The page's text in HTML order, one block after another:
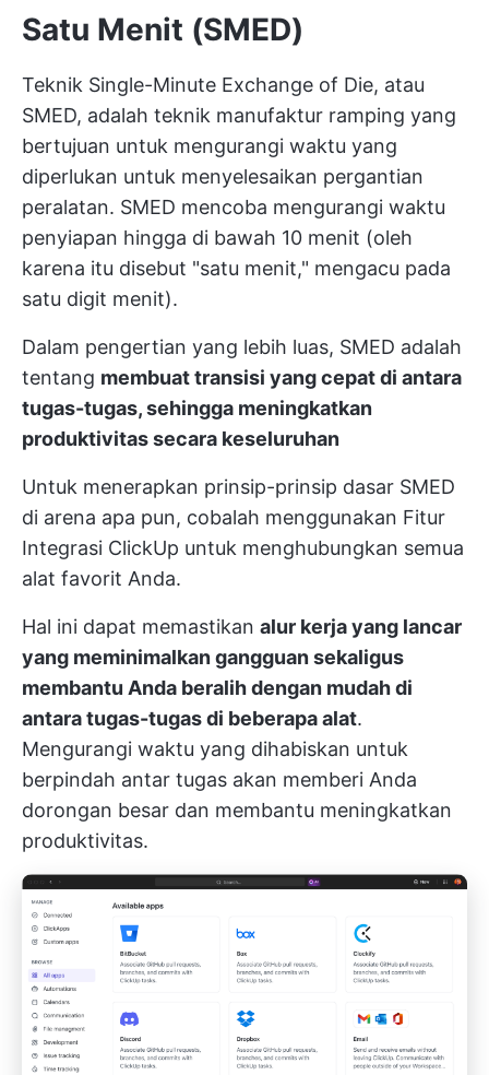
Satu Menit (SMED)
Teknik Single-Minute Exchange of Die, atau
SMED, adalah teknik manufaktur ramping yang
bertujuan untuk mengurangi waktu yang
diperlukan untuk menyelesaikan pergantian
peralatan. SMED mencoba mengurangi waktu
penyiapan hingga di bawah 10 menit (oleh
karena itu disebut "satu menit," mengacu pada
satu digit menit).
Dalam pengertian yang lebih luas, SMED adalah
tentang membuat transisi yang cepat di antara
tugas-tugas, sehingga meningkatkan
produktivitas secara keseluruhan
Untuk menerapkan prinsip-prinsip dasar SMED
di arena apa pun, cobalah menggunakan Fitur
Integrasi ClickUp untuk menghubungkan semua
alat favorit Anda.
Hal ini dapat memastikan alur kerja yang lancar
yang meminimalkan gangguan sekaligus
membantu Anda beralih dengan mudah di
antara tugas-tugas di beberapa alat.
Mengurangi waktu yang dihabiskan untuk
berpindah antar tugas akan memberi Anda
dorongan besar dan membantu meningkatkan
produktivitas.